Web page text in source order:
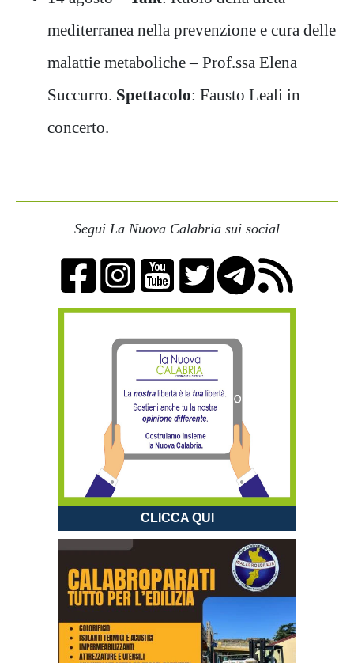
mediterranea nella prevenzione e cura delle
malattie metaboliche – Prof.ssa Elena
Succurro. Spettacolo: Fausto Leali in
concerto.
Segui La Nuova Calabria sui social
CLICCA QUI